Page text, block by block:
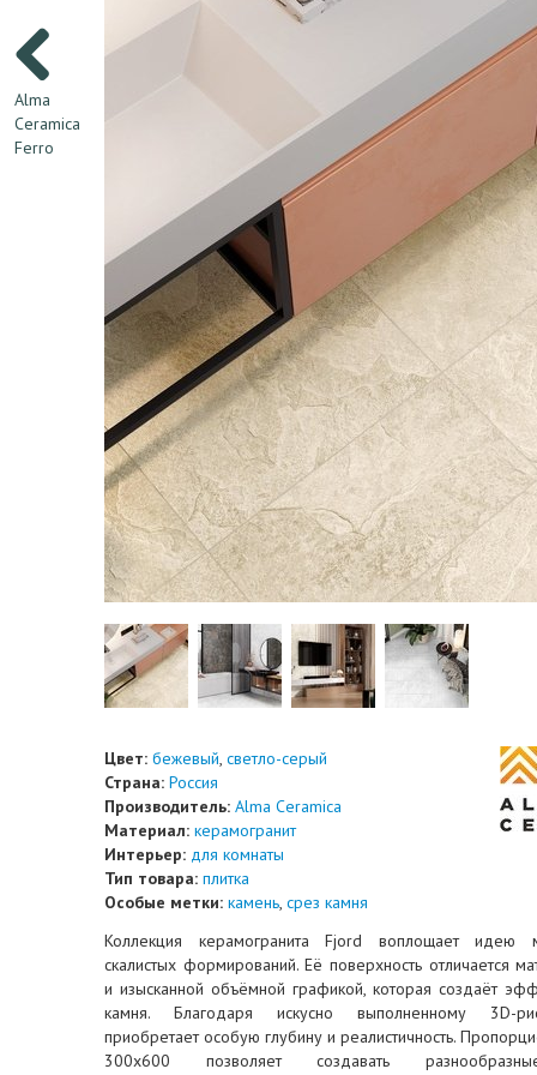
Alma
Ceramica
Ferro
Цвет: бежевый, светло-серый
Страна: Россия
Производитель: Alma Ceramica
Материал: керамогранит
Интерьер: для комнаты
Тип товара: плитка
Особые метки: камень, срез камня
Коллекция керамогранита Fjord воплощает идею
скалистых формирований. Её поверхность отличается
и изысканной объёмной графикой, которая создаёт
камня. Благодаря искусно выполненному 3D-
приобретает особую глубину и реалистичность.
300x600 позволяет создавать